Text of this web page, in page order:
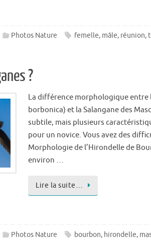
Photos Nature femelle, mâle, réunion,
?
La différence morphologique entre
borbonica) et la Salangane des
subtile, mais plusieurs
pour un novice. Vous avez des
Morphologie de l’Hirondelle de
environ …
Lire la suite…
Photos Nature bourbon, hirondelle,